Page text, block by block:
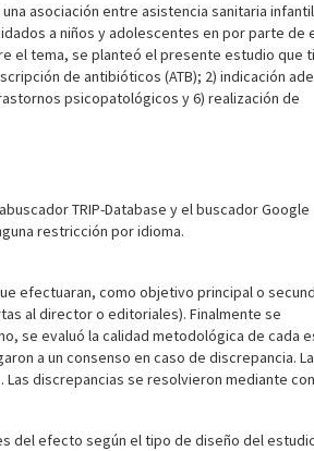
asociación entre asistencia sanitaria infantil
a niños y adolescentes en por parte de
el tema, se planteó el presente estudio que
de antibióticos (ATB); 2) indicación
psicopatológicos y 6) realización de
TRIP-Database y el buscador Google
restricción por idioma.
efectuaran, como objetivo principal o
al director o editoriales). Finalmente se
se evaluó la calidad metodológica de cada
a un consenso en caso de discrepancia. La
discrepancias se resolvieron mediante
del efecto según el tipo de diseño del